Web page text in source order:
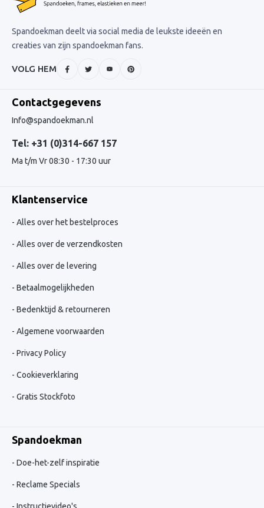
Spandoekman deelt via social media de leukste ideeën en
creaties van zijn spandoekman fans.
VOLG HEM
Contactgegevens
Info@spandoekman.nl
Tel: +31 (0)314-667 157
Ma t/m Vr 08:30 - 17:30 uur
Klantenservice
Alles over het bestelproces
Alles over de verzendkosten
Alles over de levering
Betaalmogelijkheden
Bedenktijd & retourneren
Algemene voorwaarden
Privacy Policy
Cookieverklaring
Gratis Stockfoto
Spandoekman
Doe-het-zelf inspiratie
Reclame Specials